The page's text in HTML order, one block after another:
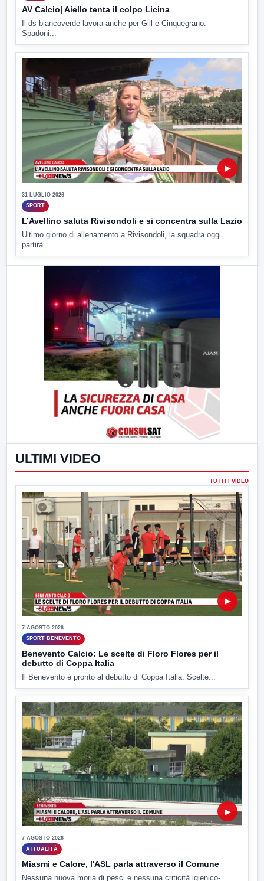
AV Calcio| Aiello tenta il colpo Licina
Il ds biancoverde lavora anche per Gill e Cinquegrano.
Spadoni...
▶
31 LUGLIO 2026
SPORT
L’Avellino saluta Rivisondoli e si concentra sulla Lazio
Ultimo giorno di allenamento a Rivisondoli, la squadra oggi
partirà...
ULTIMI VIDEO
TUTTI I VIDEO
▶
7 AGOSTO 2026
SPORT BENEVENTO
Benevento Calcio: Le scelte di Floro Flores per il
debutto di Coppa Italia
Il Benevento è pronto al debutto di Coppa Italia. Scelte...
▶
7 AGOSTO 2026
ATTUALITÀ
Miasmi e Calore, l'ASL parla attraverso il Comune
Nessuna nuova moria di pesci e nessuna criticità igienico-